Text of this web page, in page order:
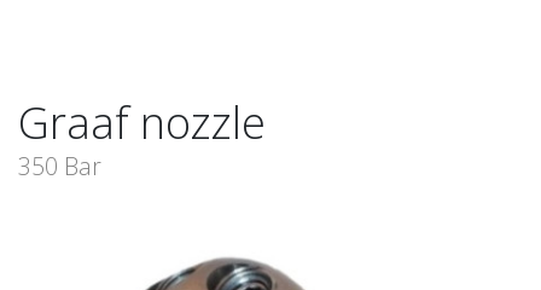
Graaf nozzle
350 Bar